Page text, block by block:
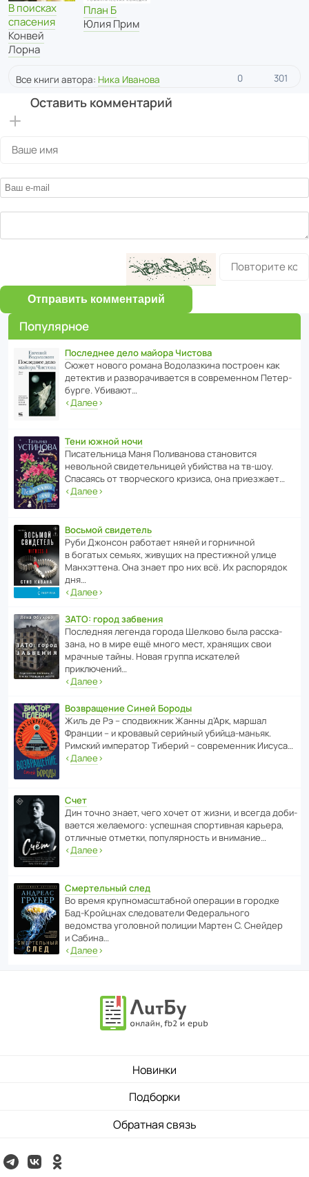
В поисках
спасения
Конвей
Лорна
План Б
Юлия Прим
Все книги автора: Ника Иванова 0 301
Оставить комментарий
Отправить комментарий
Популярное
Последнее дело майора Чистова
Сюжет нового романа Водо­ла­з­кина пост­роен как
дете­ктив и разво­ра­чи­ва­ется в совре­менном Пете­р­
бурге. Убивают…
‹Далее›
Тени южной ночи
Писа­тель­ница Маня Поли­ва­нова стано­вится
невольной свиде­тель­ницей убийства на тв-шоу.
Спасаясь от твор­че­с­кого кризиса, она приезжает…
‹Далее›
Восьмой свидетель
Руби Джонсон рабо­тает няней и горни­чной
в богатых семьях, живущих на прес­ти­жной улице
Манх­эт­тена. Она знает про них всё. Их распо­рядок
дня…
‹Далее›
ЗАТО: город забвения
После­дняя легенда города Шелково была расска­
зана, но в мире ещё много мест, хранящих свои
мрачные тайны. Новая группа иска­телей
приключений…
‹Далее›
Возвращение Синей Бороды
Жиль де Рэ – спод­ви­жник Жанны д’Арк, маршал
Франции – и кровавый серийный убийца-маньяк.
Римский импе­ратор Тиберий – совре­менник Иисуса…
‹Далее›
Счет
Дин точно знает, чего хочет от жизни, и всегда доби­
ва­ется жела­е­мого: успе­шная спор­ти­вная карьера,
отли­чные отметки, попу­ля­р­ность и внимание…
‹Далее›
Смертельный след
Во время круп­но­мас­ш­та­бной операции в городке
Бад‑Крой­цнах следо­ва­тели Феде­раль­ного
ведомства уголо­вной полиции Мартен С. Снейдер
и Сабина…
‹Далее›
Новинки
Подборки
Обратная связь